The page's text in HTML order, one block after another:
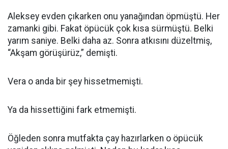
Aleksey evden çıkarken onu yanağından öpmüştü. Her
zamanki gibi. Fakat öpücük çok kısa sürmüştü. Belki
yarım saniye. Belki daha az. Sonra atkısını düzeltmiş,
“Akşam görüşürüz,” demişti.
Vera o anda bir şey hissetmemişti.
Ya da hissettiğini fark etmemişti.
Öğleden sonra mutfakta çay hazırlarken o öpücük